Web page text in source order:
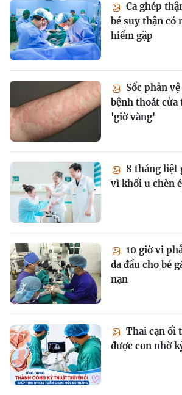
Ca ghép
bé suy thận có
hiếm gặp
Sốc phản
bệnh thoát cửa
'giờ vàng'
8 tháng liệt
vì khối u chèn
10 giờ vi
da đầu cho bé
nạn
Thai cạn ối
được con nhờ